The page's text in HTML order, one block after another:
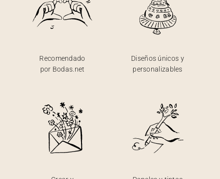
Recomendado
por Bodas.net
Diseños únicos y
personalizables